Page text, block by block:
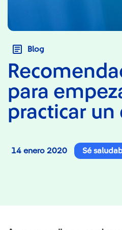
Blog
para‌
practicar
14 enero 2020 Sé